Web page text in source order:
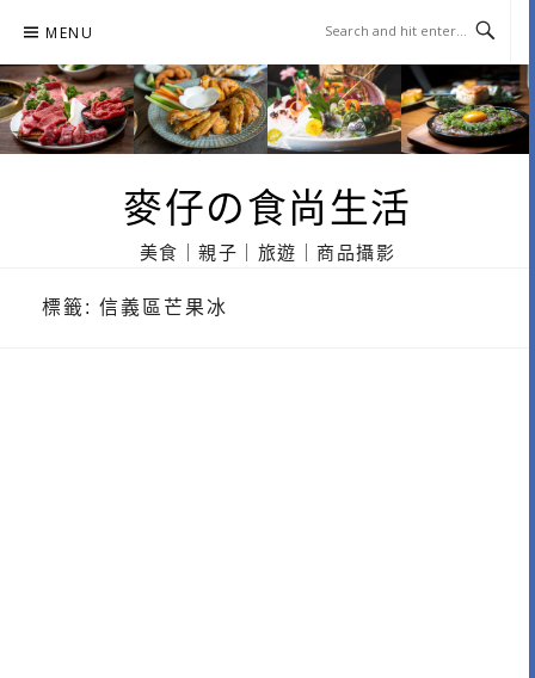
content
MENU
麥仔の食尚生活
美食｜親子｜旅遊｜商品攝影
標籤: 信義區芒果冰